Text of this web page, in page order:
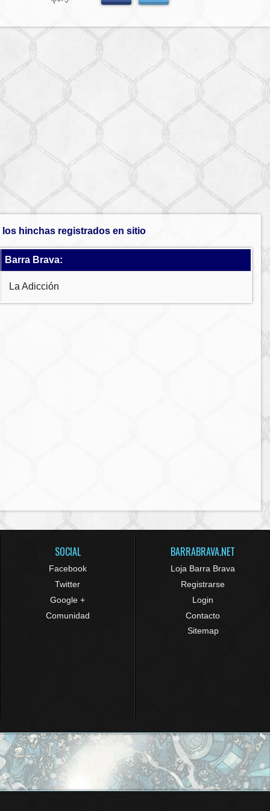
los hinchas registrados en sitio
Barra Brava:
La Adicción
SOCIAL
Facebook
Twitter
Google +
Comunidad
BARRABRAVA.NET
Loja Barra Brava
Registrarse
Login
Contacto
Sitemap